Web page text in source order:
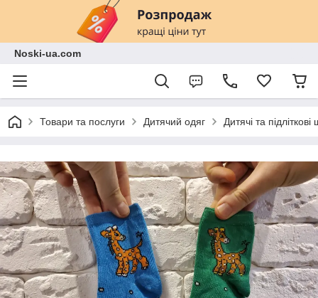
Noski-ua.com
Товари та послуги Дитячий одяг Дитячі та